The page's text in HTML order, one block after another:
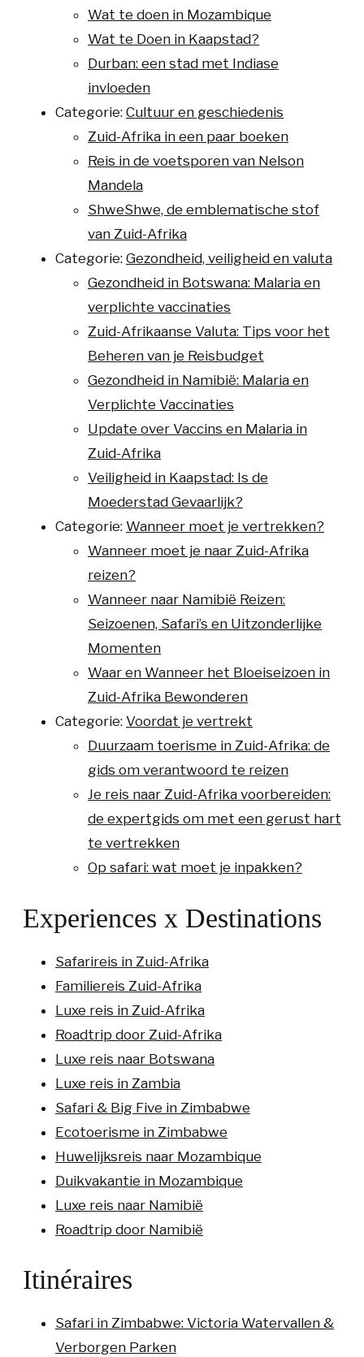
Wat te doen in Mozambique
Wat te Doen in Kaapstad?
Durban: een stad met Indiase
invloeden
Categorie: Cultuur en geschiedenis
Zuid-Afrika in een paar boeken
Reis in de voetsporen van Nelson
Mandela
ShweShwe, de emblematische stof
van Zuid-Afrika
Categorie: Gezondheid, veiligheid en valuta
Gezondheid in Botswana: Malaria en
verplichte vaccinaties
Zuid-Afrikaanse Valuta: Tips voor het
Beheren van je Reisbudget
Gezondheid in Namibië: Malaria en
Verplichte Vaccinaties
Update over Vaccins en Malaria in
Zuid-Afrika
Veiligheid in Kaapstad: Is de
Moederstad Gevaarlijk?
Categorie: Wanneer moet je vertrekken?
Wanneer moet je naar Zuid-Afrika
reizen?
Wanneer naar Namibië Reizen:
Seizoenen, Safari’s en Uitzonderlijke
Momenten
Waar en Wanneer het Bloeiseizoen in
Zuid-Afrika Bewonderen
Categorie: Voordat je vertrekt
Duurzaam toerisme in Zuid-Afrika: de
gids om verantwoord te reizen
Je reis naar Zuid-Afrika voorbereiden:
de expertgids om met een gerust hart
te vertrekken
Op safari: wat moet je inpakken?
Experiences x Destinations
Safarireis in Zuid-Afrika
Familiereis Zuid-Afrika
Luxe reis in Zuid-Afrika
Roadtrip door Zuid-Afrika
Luxe reis naar Botswana
Luxe reis in Zambia
Safari & Big Five in Zimbabwe
Ecotoerisme in Zimbabwe
Huwelijksreis naar Mozambique
Duikvakantie in Mozambique
Luxe reis naar Namibië
Roadtrip door Namibië
Itinéraires
Safari in Zimbabwe: Victoria Watervallen &
Verborgen Parken